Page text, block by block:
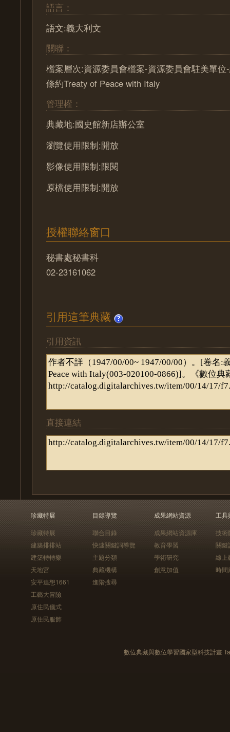
語言：
語文:義大利文
關聯：
檔案層次:資源委員會檔案-資源委員會駐美單
條約Treaty of Peace with Italy
管理權：
典藏地:國史館新店辦公室
瀏覽使用限制:開放
影像使用限制:限閱
原檔使用限制:開放
授權聯絡窗口
秘書處秘書科
02-23161062
引用這筆典藏
引用資訊
直接連結
珍藏特展
珍藏特展
建築排排站
建築轉轉樂
天地宮
安平追想1661
工藝大冒險
原住民儀式
原住民服飾
目錄導覽
聯合目錄
快速關鍵詞導覽
主題分類
典藏機構
進階搜尋
成果網站資源
成果網站資源庫
教育學習
學術研究
創意加值
工具
技術
關鍵
線上
時間
數位典藏與數位學習國家型科技計畫